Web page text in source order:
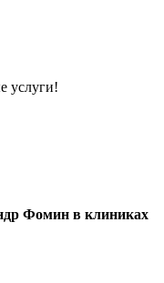
услуги!
Фомин в клиниках